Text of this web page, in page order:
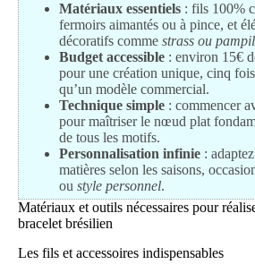
Matériaux essentiels : fils 100%
fermoirs aimantés ou à pince, et
décoratifs comme strass ou
Budget accessible : environ 15€
pour une création unique, cinq
qu’un modèle commercial.
Technique simple : commencer
pour maîtriser le nœud plat
de tous les motifs.
Personnalisation infinie :
matières selon les saisons,
ou style personnel.
Matériaux et outils nécessaires pour
bracelet brésilien
Les fils et accessoires indispensables